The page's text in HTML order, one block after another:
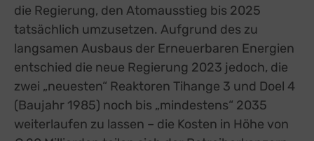
die Regierung, den Atomausstieg bis 2025
tatsächlich umzusetzen. Aufgrund des zu
langsamen Ausbaus der Erneuerbaren Energien
entschied die neue Regierung 2023 jedoch, die
zwei „neuesten“ Reaktoren Tihange 3 und Doel 4
(Baujahr 1985) noch bis „mindestens“ 2035
weiterlaufen zu lassen – die Kosten in Höhe von